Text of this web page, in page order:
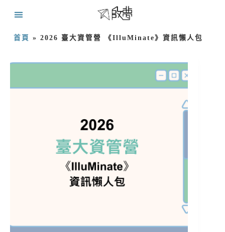
首頁 » 2026 臺大資管營 《IlluMinate》資訊懶人包